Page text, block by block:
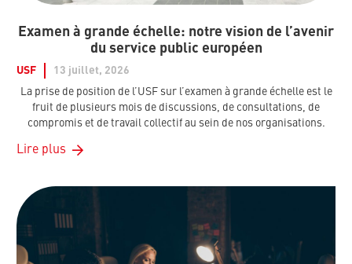
Examen à grande échelle: notre vision de l’avenir
du service public européen
USF
13 juillet, 2026
La prise de position de l’USF sur l’examen à grande échelle est le
fruit de plusieurs mois de discussions, de consultations, de
compromis et de travail collectif au sein de nos organisations.
Lire plus